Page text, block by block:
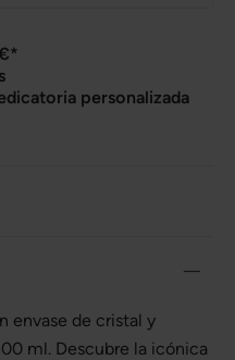
personalizada
envase de cristal y
ml. Descubre la icónica